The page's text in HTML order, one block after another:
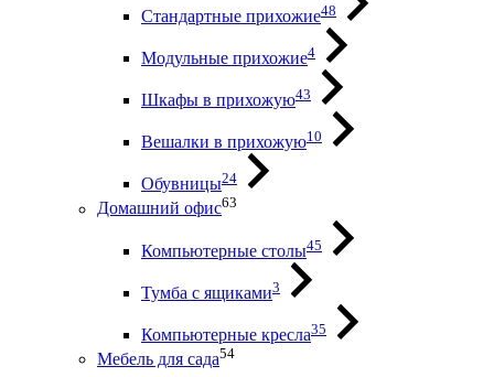
Стандартные прихожие48
Модульные прихожие4
Шкафы в прихожую43
Вешалки в прихожую10
Обувницы24
Домашний офис63
Компьютерные столы45
Тумба с ящиками3
Компьютерные кресла35
Мебель для сада54